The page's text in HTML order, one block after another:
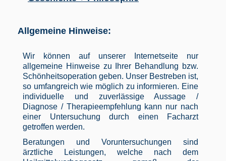
Allgemeine Hinweise:
Wir können auf unserer Internetseite nur
allgemeine Hinweise zu Ihrer Behandlung bzw.
Schönheitsoperation geben. Unser Bestreben ist,
so umfangreich wie möglich zu informieren. Eine
individuelle und zuverlässige Aussage /
Diagnose / Therapieempfehlung kann nur nach
einer Untersuchung durch einen Facharzt
getroffen werden.
Beratungen und Voruntersuchungen sind
ärztliche Leistungen, welche nach dem